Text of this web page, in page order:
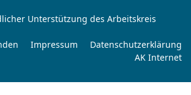
Unterstützung des Arbeitskreis
Impressum
Datenschutzerklärung
AK Internet